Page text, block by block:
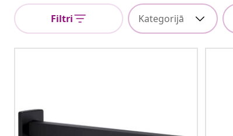
Filtri Kategorijā